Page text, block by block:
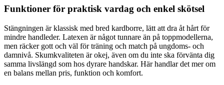
Funktioner för praktisk vardag och enkel skötsel
Stängningen är klassisk med bred kardborre, lätt att dra åt hårt för
mindre handleder. Latexen är något tunnare än på toppmodellerna,
men räcker gott och väl för träning och match på ungdoms- och
damnivå. Skumkvaliteten är okej, även om du inte ska förvänta dig
samma livslängd som hos dyrare handskar. Här handlar det mer om
en balans mellan pris, funktion och komfort.